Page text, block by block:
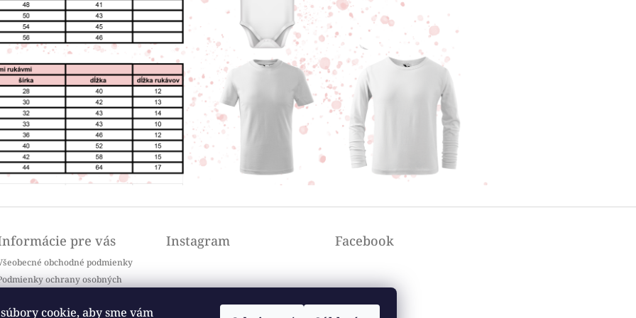
cookie, aby sme vám
pre vás
obchodné podmienky
ochrany osobných
Doprava a platba
Instagram Facebook